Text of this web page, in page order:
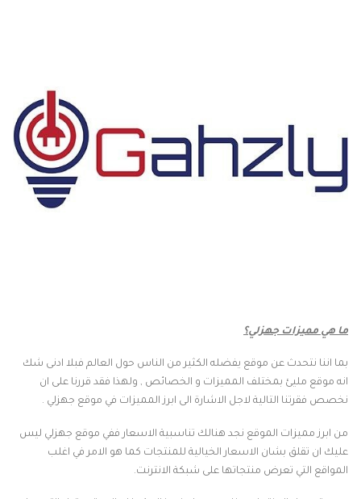
ما هي مميزات جهزلي؟
بما اننا نتحدث عن موقع يفضله الكثير من الناس حول العالم فبلا ادنى شك
انه موقع مليئ بمختلف المميزات و الخصائص , ولهذا فقد قررنا على ان
نخصص فقرتنا التالية لاجل الاشارة الى ابرز المميزات في موقع جهزلي .
من ابرز مميزات الموقع نجد هنالك تناسبية الاسعار ففي موقع جهزلي ليس
عليك ان تقلق بشان الاسعار الخيالية للمنتجات كما هو الامر في اغلب
المواقع التي تعرض منتجاتها على شبكة الانترنت.